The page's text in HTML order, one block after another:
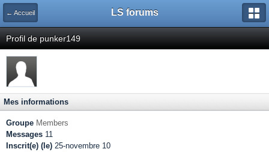
← Accueil LS forums
Profil de punker149
Mes informations
Groupe Members
Messages 11
Inscrit(e) (le) 25-novembre 10